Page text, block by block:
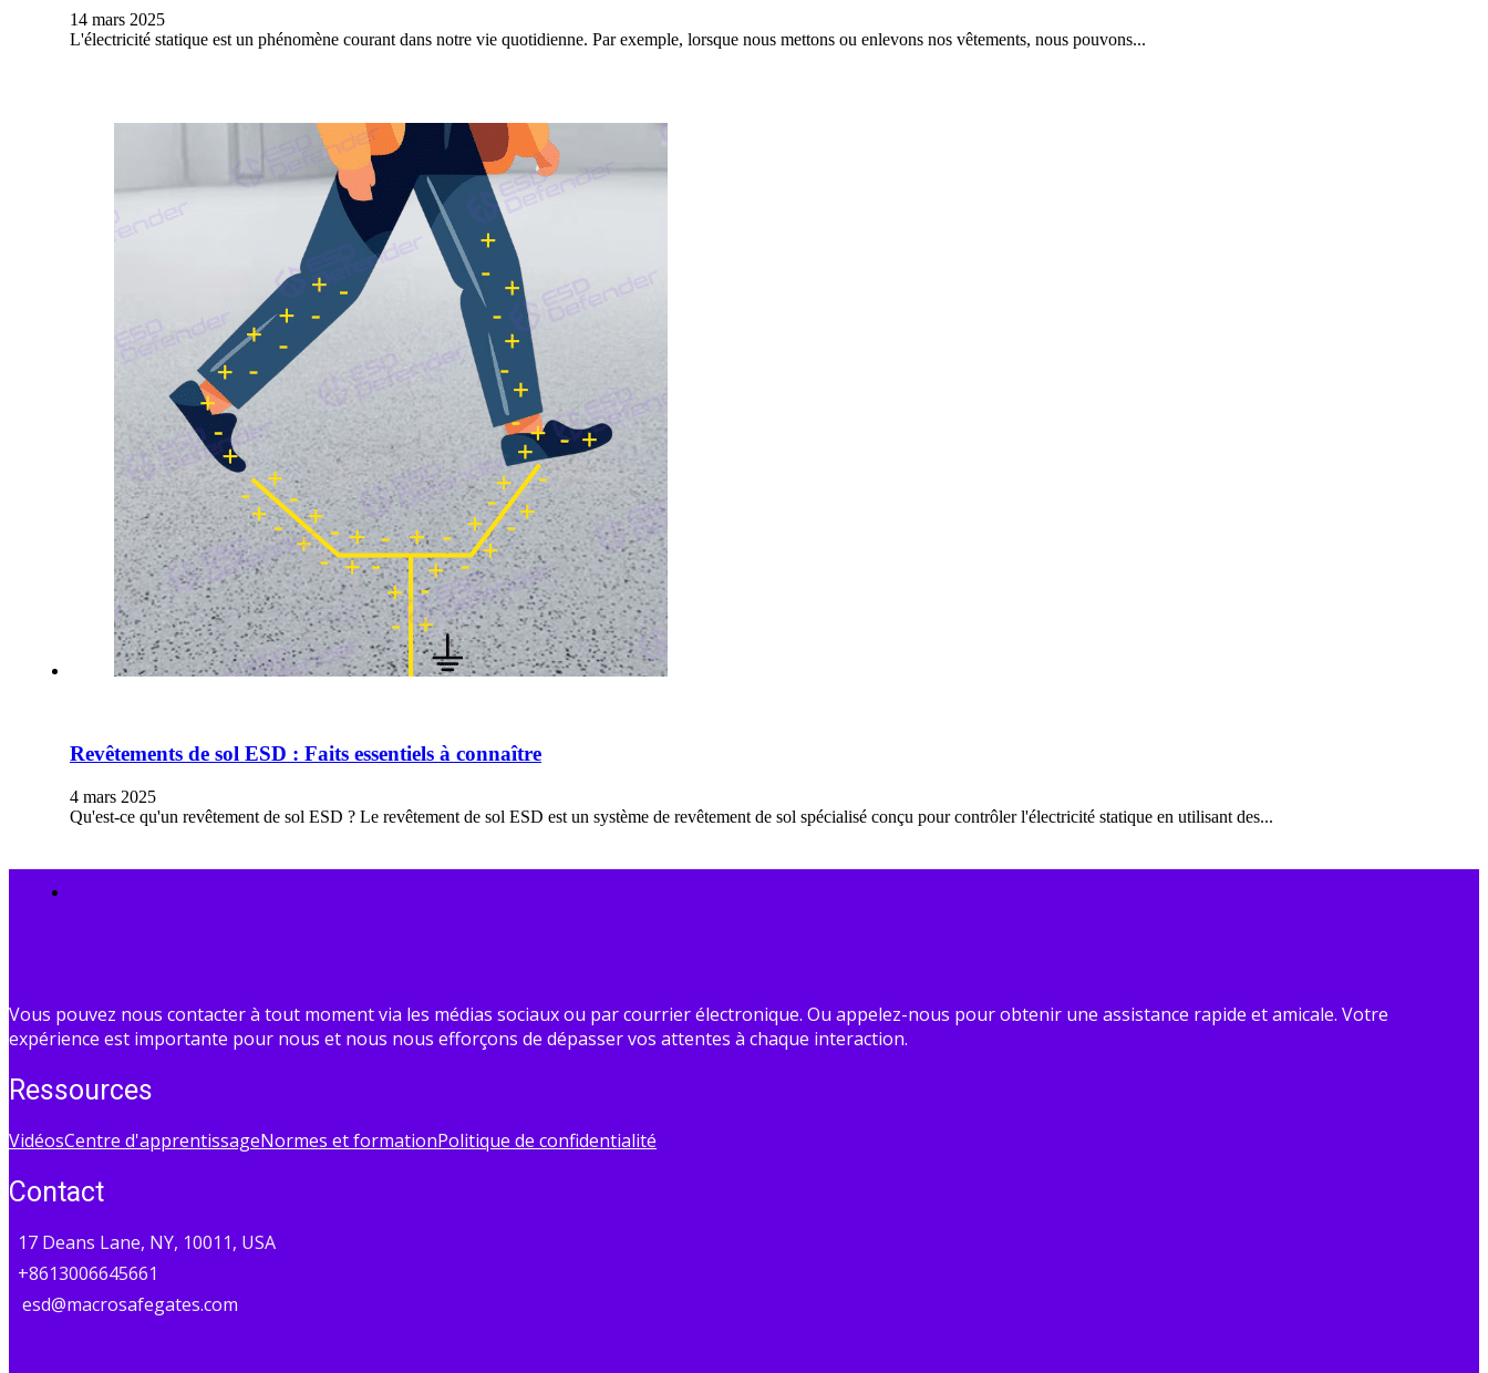
14 mars 2025
L'électricité statique est un phénomène courant dans notre vie quotidienne. Par exemple, lorsque nous mettons ou enlevons nos vêtements, nous pouvons...
Revêtements de sol ESD : Faits essentiels à connaître
4 mars 2025
Qu'est-ce qu'un revêtement de sol ESD ? Le revêtement de sol ESD est un système de revêtement de sol spécialisé conçu pour contrôler l'électricité statique en utilisant des...
Vous pouvez nous contacter à tout moment via les médias sociaux ou par courrier électronique. Ou appelez-nous pour obtenir une assistance rapide et amicale. Votre
expérience est importante pour nous et nous nous efforçons de dépasser vos attentes à chaque interaction.
Ressources
VidéosCentre d'apprentissageNormes et formationPolitique de confidentialité
Contact
17 Deans Lane, NY, 10011, USA
+8613006645661
esd@macrosafegates.com